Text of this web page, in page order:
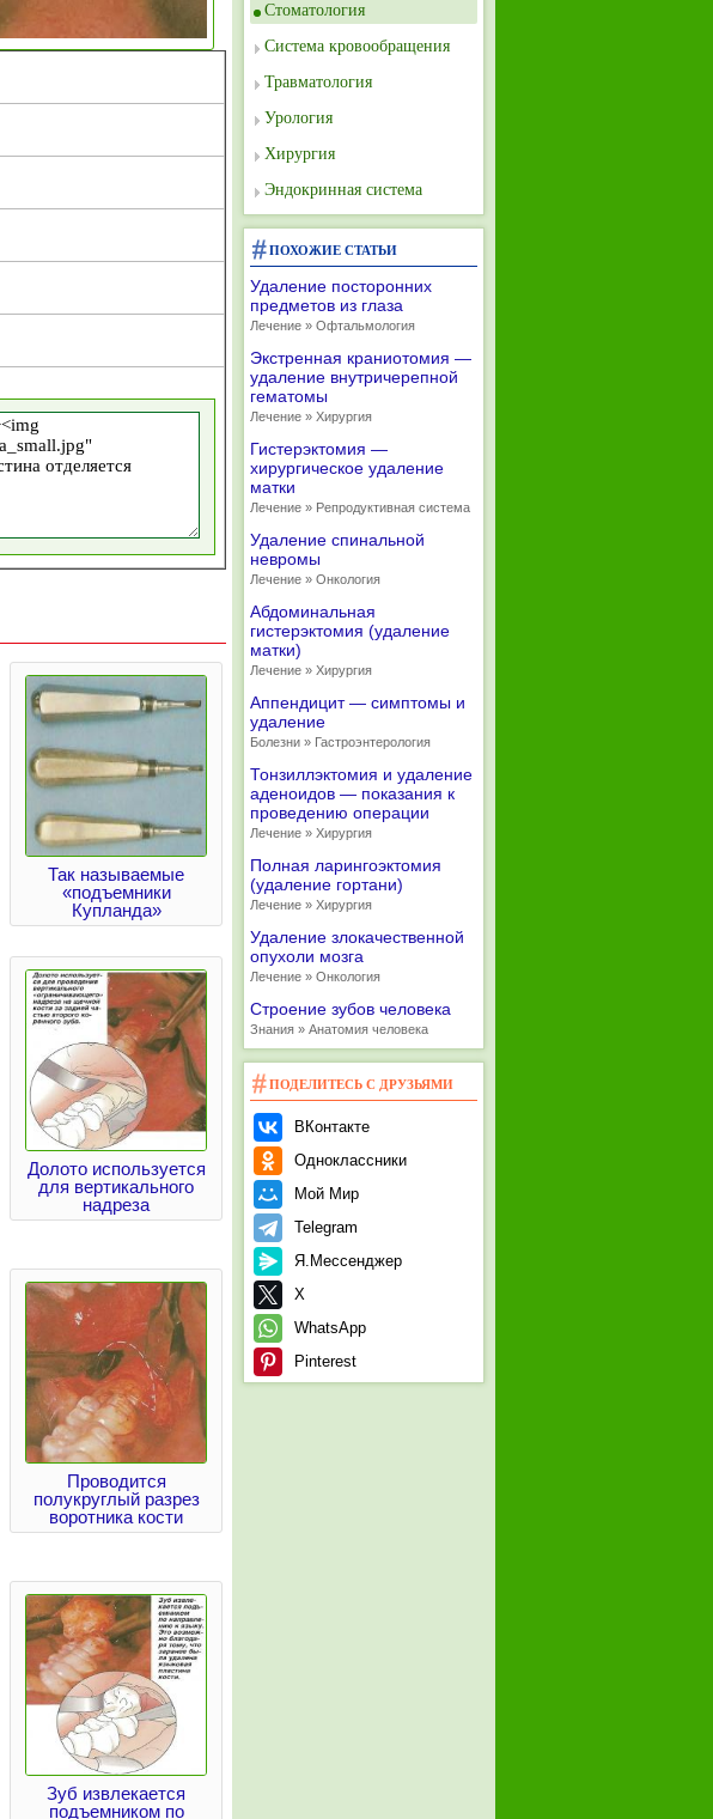
Так называемые
«подъемники
Купланда»
Долото используется
для вертикального
надреза
Проводится
полукруглый разрез
воротника кости
Зуб извлекается
подъемником по
Стоматология
Система кровообращения
Травматология
Урология
Хирургия
Эндокринная система
ПОХОЖИЕ СТАТЬИ
Удаление посторонних
предметов из глаза
Лечение » Офтальмология
Экстренная краниотомия —
удаление внутричерепной
гематомы
Лечение » Хирургия
Гистерэктомия —
хирургическое удаление
матки
Лечение » Репродуктивная система
Удаление спинальной
невромы
Лечение » Онкология
Абдоминальная
гистерэктомия (удаление
матки)
Лечение » Хирургия
Аппендицит — симптомы и
удаление
Болезни » Гастроэнтерология
Тонзиллэктомия и удаление
аденоидов — показания к
проведению операции
Лечение » Хирургия
Полная ларингоэктомия
(удаление гортани)
Лечение » Хирургия
Удаление злокачественной
опухоли мозга
Лечение » Онкология
Строение зубов человека
Знания » Анатомия человека
ПОДЕЛИТЕСЬ С ДРУЗЬЯМИ
ВКонтакте
Одноклассники
Мой Мир
Telegram
Я.Мессенджер
X
WhatsApp
Pinterest